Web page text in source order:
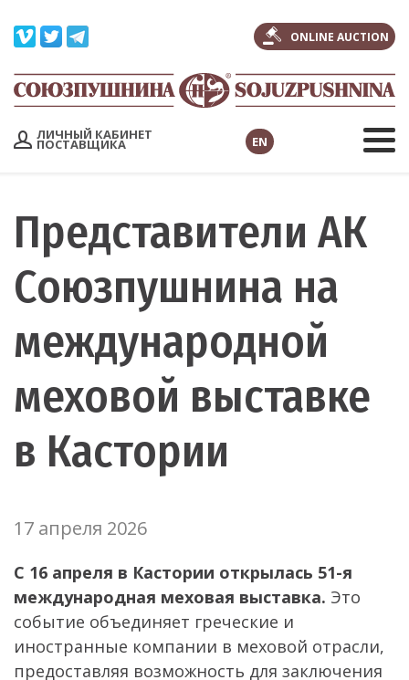
ONLINE AUCTION
ЛИЧНЫЙ КАБИНЕТ
ПОСТАВЩИКА EN
Представители АК
Союзпушнина на
международной
меховой выставке
в Кастории
17 апреля 2026
С 16 апреля в Кастории открылась 51-я
международная меховая выставка. Это
событие объединяет греческие и
иностранные компании в меховой отрасли,
предоставляя возможность для заключения